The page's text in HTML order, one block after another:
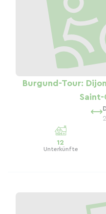
Burgund-Tour:
Saint-
12
Unterkünfte